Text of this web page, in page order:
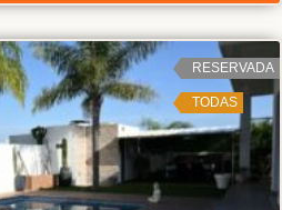
RESERVADA
TODAS